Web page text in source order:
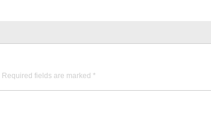
Required fields are marked *